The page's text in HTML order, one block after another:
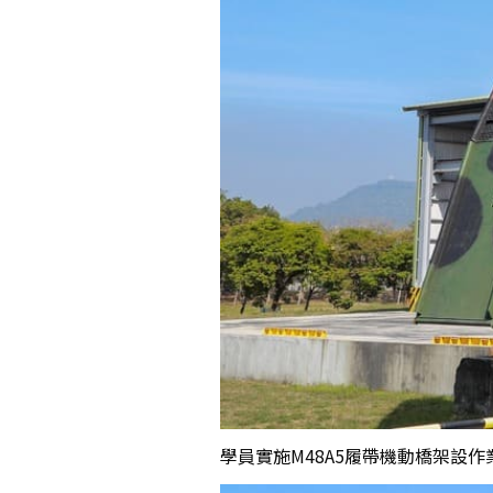
學員實施M48A5履帶機動橋架設作